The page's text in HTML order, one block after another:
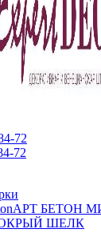
72
72
АРТ БЕТОН
ШЕЛК